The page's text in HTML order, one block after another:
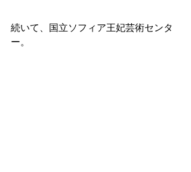
続いて、国立ソフィア王妃芸術センタ
ー。